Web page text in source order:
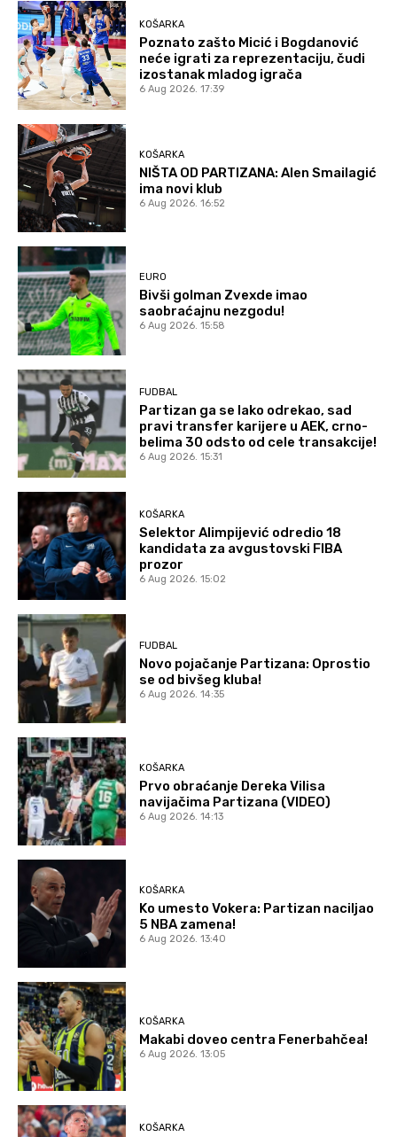
KOŠARKA
Poznato zašto Micić i Bogdanović
neće igrati za reprezentaciju, čudi
izostanak mladog igrača
6 Aug 2026. 17:39
KOŠARKA
NIŠTA OD PARTIZANA: Alen Smailagić
ima novi klub
6 Aug 2026. 16:52
EURO
Bivši golman Zvexde imao
saobraćajnu nezgodu!
6 Aug 2026. 15:58
FUDBAL
Partizan ga se lako odrekao, sad
pravi transfer karijere u AEK, crno-
belima 30 odsto od cele transakcije!
6 Aug 2026. 15:31
KOŠARKA
Selektor Alimpijević odredio 18
kandidata za avgustovski FIBA
prozor
6 Aug 2026. 15:02
FUDBAL
Novo pojačanje Partizana: Oprostio
se od bivšeg kluba!
6 Aug 2026. 14:35
KOŠARKA
Prvo obraćanje Dereka Vilisa
navijačima Partizana (VIDEO)
6 Aug 2026. 14:13
KOŠARKA
Ko umesto Vokera: Partizan naciljao
5 NBA zamena!
6 Aug 2026. 13:40
KOŠARKA
Makabi doveo centra Fenerbahčea!
6 Aug 2026. 13:05
KOŠARKA